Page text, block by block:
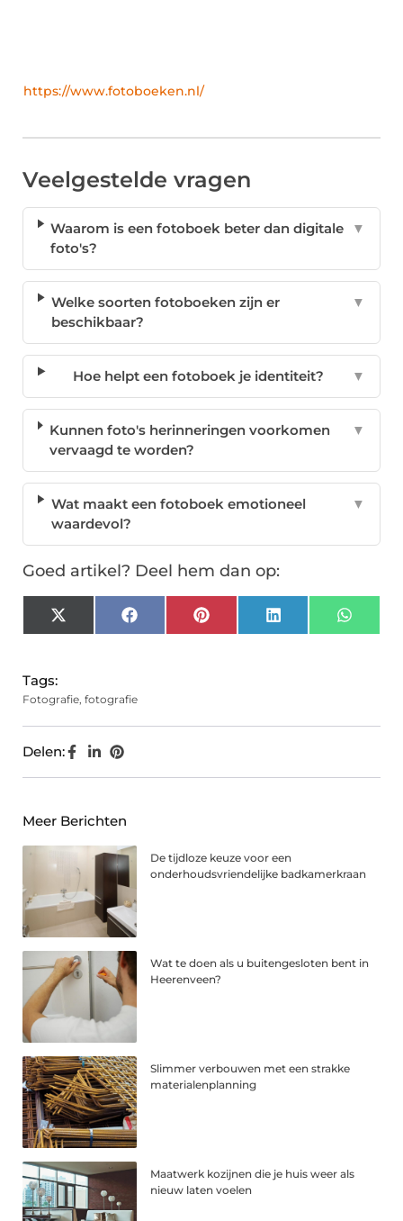
https://www.fotoboeken.nl/
Veelgestelde vragen
Waarom is een fotoboek beter dan digitale
foto's?
▼
Welke soorten fotoboeken zijn er
beschikbaar?
▼
Hoe helpt een fotoboek je identiteit? ▼
Kunnen foto's herinneringen voorkomen
vervaagd te worden?
▼
Wat maakt een fotoboek emotioneel
waardevol?
▼
Goed artikel? Deel hem dan op:
X
(Twitter)
FacebookPinterest LinkedIn
Tags:
Fotografie, fotografie
Delen:
Meer Berichten
De tijdloze keuze voor een
onderhoudsvriendelijke badkamerkraan
Wat te doen als u buitengesloten bent in
Heerenveen?
Slimmer verbouwen met een strakke
materialenplanning
Maatwerk kozijnen die je huis weer als
nieuw laten voelen